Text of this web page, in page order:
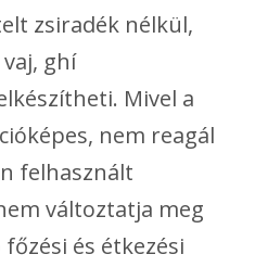
zsiradék nélkül,
ghí
Mivel a
nem reagál
felhasznált
változtatja meg
és étkezési